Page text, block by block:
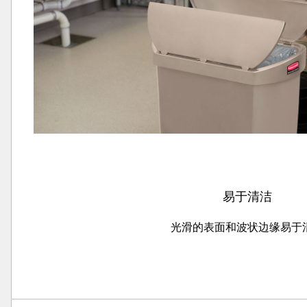
易于清洁
光滑的表面和波状边缘易于